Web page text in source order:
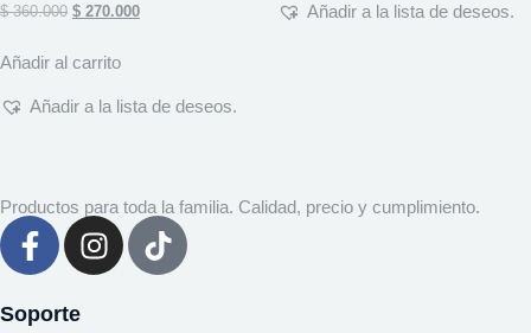
$360.000 $ 270.000
Añadir al carrito
Añadir a la lista de deseos.
Añadir a la lista de deseos.
Productos para toda la familia. Calidad, precio y cumplimiento.
Soporte